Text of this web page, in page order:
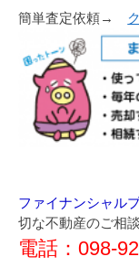
簡単査定依頼→
ファイナンシャル
切な不動産のご相
電話：098-